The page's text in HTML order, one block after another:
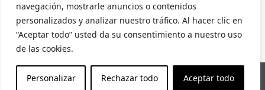
navegación, mostrarle anuncios o contenidos
personalizados y analizar nuestro tráfico. Al hacer clic en
“Aceptar todo” usted da su consentimiento a nuestro uso
de las cookies.
Personalizar Rechazar todo Aceptar todo
© 2025. LEGSE Abogados.
Aviso legal Protección de datos